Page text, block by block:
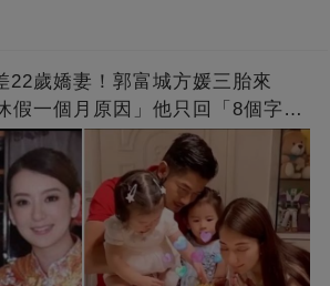
22歲嬌妻！郭富城方媛三胎來
假一個月原因」他只回「8個字」